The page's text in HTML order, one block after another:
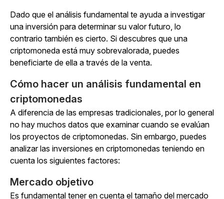
Dado que el análisis fundamental te ayuda a investigar
una inversión para determinar su valor futuro, lo
contrario también es cierto. Si descubres que una
criptomoneda está muy sobrevalorada, puedes
beneficiarte de ella a través de la venta.
Cómo hacer un análisis fundamental en
criptomonedas
A diferencia de las empresas tradicionales, por lo general
no hay muchos datos que examinar cuando se evalúan
los proyectos de criptomonedas. Sin embargo, puedes
analizar las inversiones en criptomonedas teniendo en
cuenta los siguientes factores:
Mercado objetivo
Es fundamental tener en cuenta el tamaño del mercado